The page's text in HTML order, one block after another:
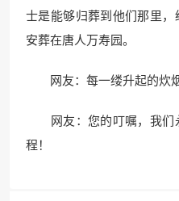
士是能够归葬到他们那里
安葬在唐人万寿园。
网友：每一缕升起的炊烟
网友：您的叮嘱，我们
程！